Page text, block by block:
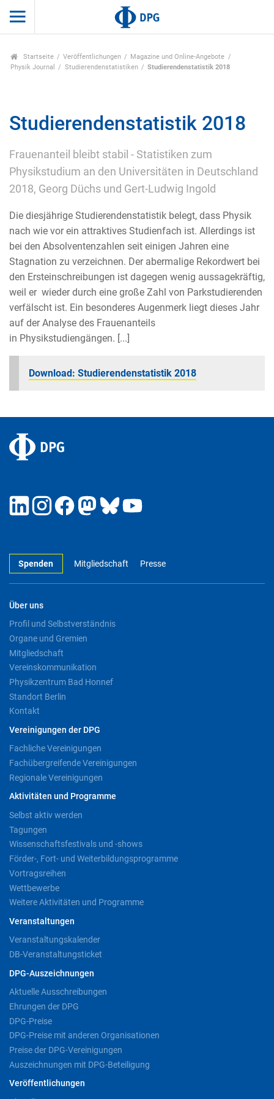
Startseite Veröffentlichungen
Magazine und Online-Angebote
Physik Journal
Studierendenstatistiken Studierendenstatistik 2018
Studierendenstatistik 2018
Frauenanteil bleibt stabil - Statistiken zum
Physikstudium an den Universitäten in Deutschland
2018, Georg Düchs und Gert-Ludwig Ingold
Die diesjährige Studierendenstatistik belegt, dass Physik
nach wie vor ein attraktives Studienfach ist. Allerdings ist
bei den Absolventenzahlen seit einigen Jahren eine
Stagnation zu verzeichnen. Der abermalige Rekordwert bei
den Ersteinschreibungen ist dagegen wenig aussagekräftig,
weil er wieder durch eine große Zahl von Parkstudierenden
verfälscht ist. Ein besonderes Augenmerk liegt dieses Jahr
auf der Analyse des Frauenanteils
in Physikstudiengängen. [...]
Download: Studierendenstatistik 2018
Spenden Mitgliedschaft Presse
Über uns
Profil und Selbstverständnis
Organe und Gremien
Mitgliedschaft
Vereinskommunikation
Physikzentrum Bad Honnef
Standort Berlin
Kontakt
Vereinigungen der DPG
Fachliche Vereinigungen
Fachübergreifende Vereinigungen
Regionale Vereinigungen
Aktivitäten und Programme
Selbst aktiv werden
Tagungen
Wissenschaftsfestivals und -shows
Förder-, Fort- und Weiterbildungsprogramme
Vortragsreihen
Wettbewerbe
Weitere Aktivitäten und Programme
Veranstaltungen
Veranstaltungskalender
DB-Veranstaltungsticket
DPG-Auszeichnungen
Aktuelle Ausschreibungen
Ehrungen der DPG
DPG-Preise
DPG-Preise mit anderen Organisationen
Preise der DPG-Vereinigungen
Auszeichnungen mit DPG-Beteiligung
Veröffentlichungen